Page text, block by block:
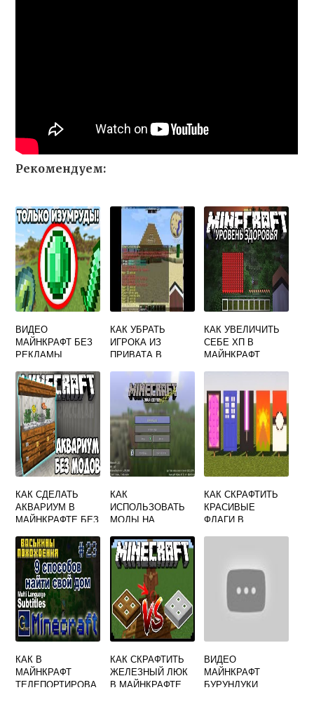
Рекомендуем:
ВИДЕО
МАЙНКРАФТ БЕЗ
РЕКЛАМЫ
КАК УБРАТЬ
ИГРОКА ИЗ
ПРИВАТА В
КАК УВЕЛИЧИТЬ
СЕБЕ ХП В
МАЙНКРАФТ
КАК СДЕЛАТЬ
АКВАРИУМ В
МАЙНКРАФТЕ БЕЗ
РЫБКАМИ
КАК
ИСПОЛЬЗОВАТЬ
МОДЫ НА
КАК СКРАФТИТЬ
КРАСИВЫЕ
ФЛАГИ В
КАК В
МАЙНКРАФТ
ТЕЛЕПОРТИРОВА
КАК СКРАФТИТЬ
ЖЕЛЕЗНЫЙ ЛЮК
В МАЙНКРАФТЕ
ВИДЕО
МАЙНКРАФТ
БУРУНДУКИ